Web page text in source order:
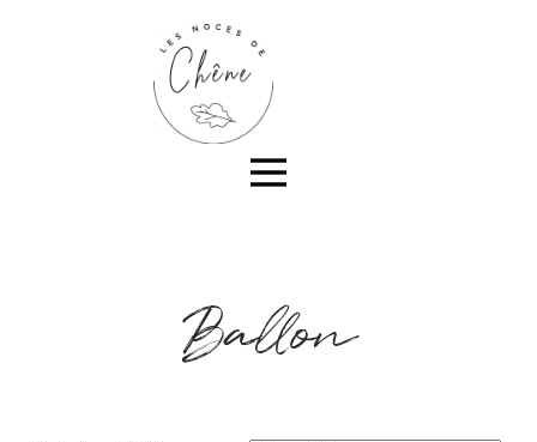
Ballon